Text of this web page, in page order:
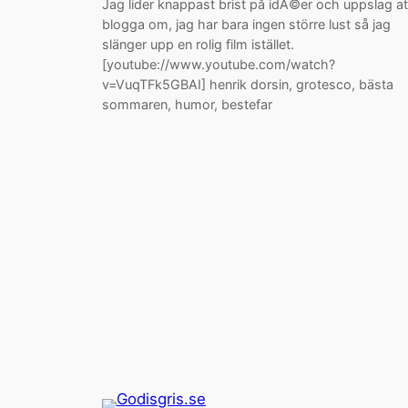
Jag lider knappast brist på idÃ©er och uppslag
blogga om, jag har bara ingen större lust så jag
slänger upp en rolig film istället.
[youtube://www.youtube.com/watch?
v=VuqTFk5GBAI] henrik dorsin, grotesco, bästa
sommaren, humor, bestefar